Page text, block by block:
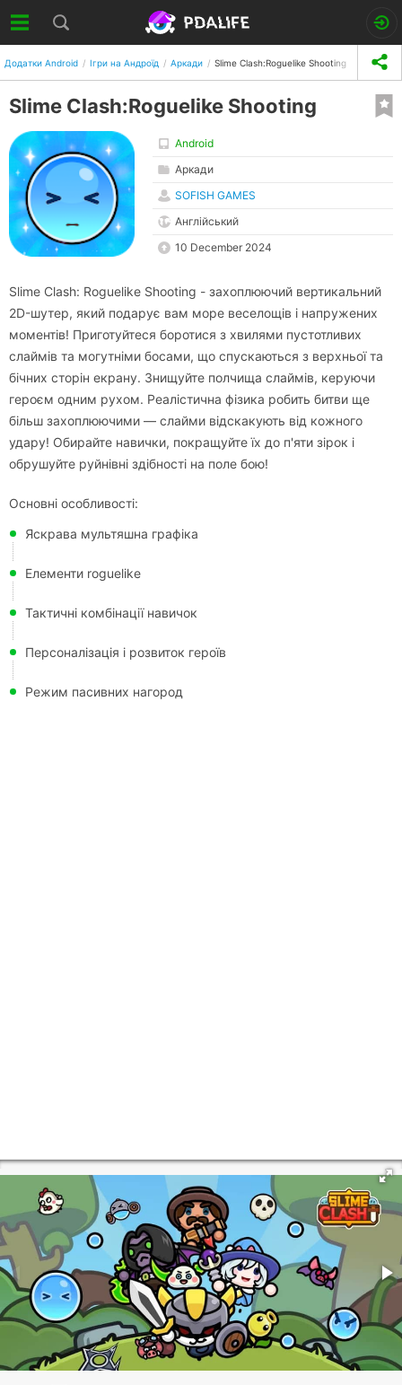
Додатки Android Ігри на Андроїд Аркади Slime Clash:Roguelike Shooting
Slime Clash:Roguelike Shooting
Android
Аркади
SOFISH GAMES
Англійський
10 December 2024
Slime Clash: Roguelike Shooting - захоплюючий вертикальний
2D-шутер, який подарує вам море веселощів і напружених
моментів! Приготуйтеся боротися з хвилями пустотливих
слаймів та могутніми босами, що спускаються з верхньої та
бічних сторін екрану. Знищуйте полчища слаймів, керуючи
героєм одним рухом. Реалістична фізика робить битви ще
більш захоплюючими — слайми відскакують від кожного
удару! Обирайте навички, покращуйте їх до п'яти зірок і
обрушуйте руйнівні здібності на поле бою!
Основні особливості:
Яскрава мультяшна графіка
Елементи roguelike
Тактичні комбінації навичок
Персоналізація і розвиток героїв
Режим пасивних нагород